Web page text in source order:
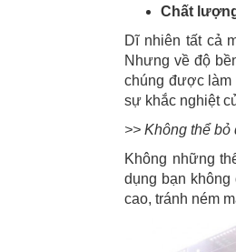
Chất
Dĩ nhiên tất cả
Nhưng về độ
chúng được
sự khắc nghiệt
>> Không thể bỏ
Không những
dụng bạn
cao, tránh ném